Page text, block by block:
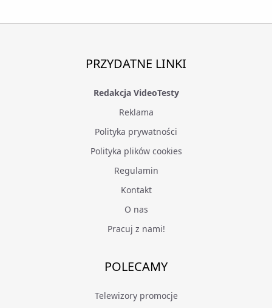
PRZYDATNE LINKI
Redakcja VideoTesty
Reklama
Polityka prywatności
Polityka plików cookies
Regulamin
Kontakt
O nas
Pracuj z nami!
POLECAMY
Telewizory promocje